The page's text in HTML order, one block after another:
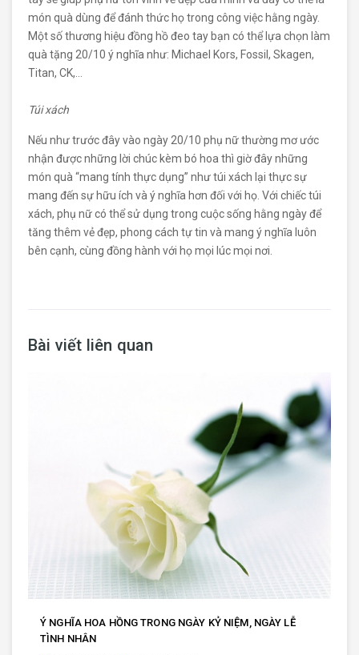
món quà dùng để đánh thức họ trong công việc hằng ngày.
Một số thương hiệu đồng hồ đeo tay bạn có thể lựa chọn làm
quà tặng 20/10 ý nghĩa như: Michael Kors, Fossil, Skagen,
Titan, CK,…
Túi xách
Nếu như trước đây vào ngày 20/10 phụ nữ thường mơ ước
nhận được những lời chúc kèm bó hoa thì giờ đây những
món quà “mang tính thực dụng” như túi xách lại thực sự
mang đến sự hữu ích và ý nghĩa hơn đối với họ. Với chiếc túi
xách, phụ nữ có thể sử dụng trong cuộc sống hằng ngày để
tăng thêm vẻ đẹp, phong cách tự tin và mang ý nghĩa luôn
bên cạnh, cùng đồng hành với họ mọi lúc mọi nơi.
Bài viết liên quan
Ý NGHĨA HOA HỒNG TRONG NGÀY KỶ NIỆM, NGÀY LỄ
TÌNH NHÂN